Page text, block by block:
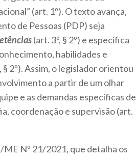
(art. 1º). O texto avança,
de Pessoas (PDP) seja
(art. 3º, § 2º) e específica
habilidades e
2º). Assim, o legislador orientou
a partir de um olhar
e as demandas específicas de
coordenação e supervisão (art.
Nº 21/2021, que detalha os